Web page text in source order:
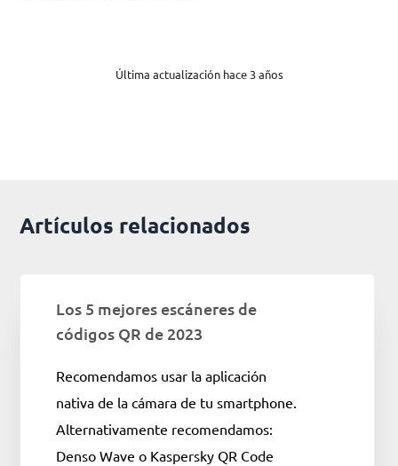
Última actualización hace 3 años
Artículos relacionados
Los 5 mejores escáneres de
códigos QR de 2023
Recomendamos usar la aplicación
nativa de la cámara de tu smartphone.
Alternativamente recomendamos:
Denso Wave o Kaspersky QR Code